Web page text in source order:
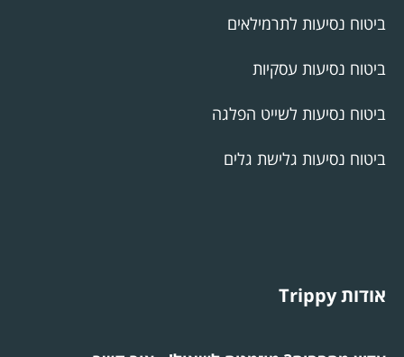
ביטוח נסיעות לתרמילאים
ביטוח נסיעות עסקיות
ביטוח נסיעות לשייט הפלגה
ביטוח נסיעות גלישת גלים
אודות Trippy